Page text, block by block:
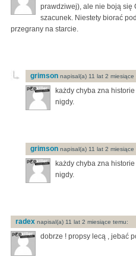
prawdziwej), ale nie boją się
szacunek. Niestety biorać
przegrany na starcie.
grimson napisal(a) 11 lat 2 miesiące
każdy chyba zna
nigdy.
grimson napisal(a) 11 lat 2 miesiące
każdy chyba zna
nigdy.
radex napisal(a) 11 lat 2 miesiące temu:
dobrze ! propsy lecą , jebać